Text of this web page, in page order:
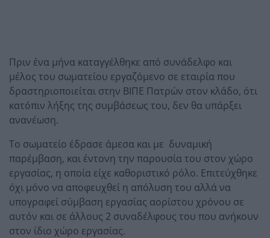
Πριν ένα μήνα καταγγέλθηκε από συνάδελφο και
μέλος του σωματείου εργαζόμενο σε εταιρία που
δραστηριοποιείται στην ΒΙΠΕ Πατρών στον κλάδο, ότι
κατόπιν λήξης της συμβάσεως του, δεν θα υπάρξει
ανανέωση.
Το σωματείο έδρασε άμεσα και με δυναμική
παρέμβαση, και έντονη την παρουσία του στον χώρο
εργασίας, η οποία είχε καθοριστικό ρόλο. Eπιτεύχθηκε
όχι μόνο να αποφευχθεί η απόλυση του αλλά να
υπογραφεί σύμβαση εργασίας αορίστου χρόνου σε
αυτόν και σε άλλους 2 συναδέλφους του που ανήκουν
στον ίδιο χώρο εργασίας.